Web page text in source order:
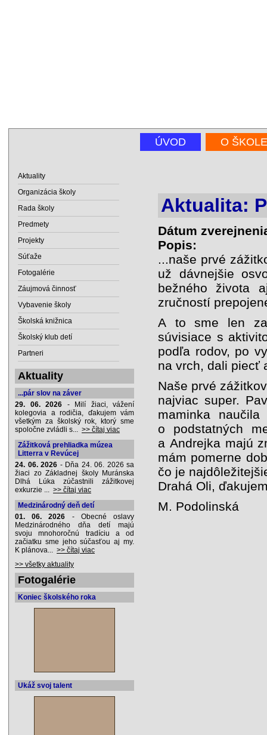
ÚVOD O ŠKOLE
Aktualita:
Dátum
Popis:
...naše prvé
už dávnejšie
bežného života
zručností
A to sme len
súvisiace s
podľa rodov, po
na vrch, dali piecť
Naše prvé
najviac super.
maminka
o podstatných
a Andrejka majú
mám pomerne
čo je
Drahá Oli,
M. Podolinská
Aktuality
Organizácia školy
Rada školy
Predmety
Projekty
Súťaže
Fotogalérie
Záujmová činnosť
Vybavenie školy
Školská knižnica
Školský klub detí
Partneri
Aktuality
...pár slov na záver
29. 06. 2026 - Milí žiaci, vážení
kolegovia a rodičia, ďakujem vám
všetkým za školský rok, ktorý sme
spoločne zvládli s... >> čítaj viac
Zážitková prehliadka múzea
Litterra v Revúcej
24. 06. 2026 - Dňa 24. 06. 2026 sa
žiaci zo Základnej školy Muránska
Dlhá Lúka zúčastnili zážitkovej
exkurzie ... >> čítaj viac
Medzinárodný deň detí
01. 06. 2026 - Obecné oslavy
Medzinárodného dňa detí majú
svoju mnohoročnú tradíciu a od
začiatku sme jeho súčasťou aj my.
K plánova... >> čítaj viac
>> všetky aktuality
Fotogalérie
Koniec školského roka
Ukáž svoj talent